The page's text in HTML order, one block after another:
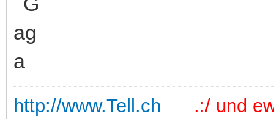
http://www.Tell.ch
.:/ und